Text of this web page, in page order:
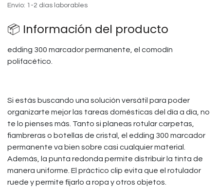
Envío: 1-2 días laborables
📦 Información del producto
edding 300 marcador permanente, el comodín
polifacético.
Si estás buscando una solución versátil para poder
organizarte mejor las tareas domésticas del día a día, no
te lo pienses más. Tanto si planeas rotular carpetas,
fiambreras o botellas de cristal, el edding 300 marcador
permanente va bien sobre casi cualquier material.
Además, la punta redonda permite distribuir la tinta de
manera uniforme. El práctico clip evita que el rotulador
ruede y permite fijarlo a ropa y otros objetos.